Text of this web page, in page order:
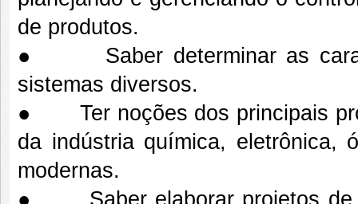
de produtos.
● Saber determinar as
sistemas diversos.
● Ter noções dos principais
da indústria química, eletrônica,
modernas.